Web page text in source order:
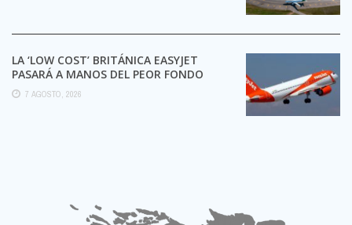
LA ‘LOW COST’ BRITÁNICA EASYJET
PASARÁ A MANOS DEL PEOR FONDO
POSIBLE:
7 AGOSTO, 2026